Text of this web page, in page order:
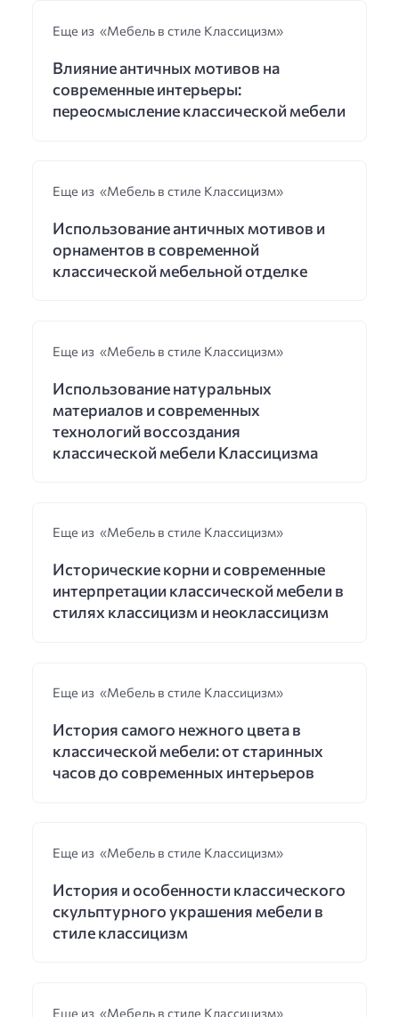
Еще из «Мебель в стиле Классицизм»
Влияние античных мотивов на
современные интерьеры:
переосмысление классической мебели
Еще из «Мебель в стиле Классицизм»
Использование античных мотивов и
орнаментов в современной
классической мебельной отделке
Еще из «Мебель в стиле Классицизм»
Использование натуральных
материалов и современных
технологий воссоздания
классической мебели Классицизма
Еще из «Мебель в стиле Классицизм»
Исторические корни и современные
интерпретации классической мебели в
стилях классицизм и неоклассицизм
Еще из «Мебель в стиле Классицизм»
История самого нежного цвета в
классической мебели: от старинных
часов до современных интерьеров
Еще из «Мебель в стиле Классицизм»
История и особенности классического
скульптурного украшения мебели в
стиле классицизм
Еще из «Мебель в стиле Классицизм»